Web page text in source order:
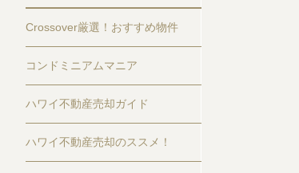
Crossover厳選！おすすめ物件
コンドミニアムマニア
ハワイ不動産売却ガイド
ハワイ不動産売却のススメ！